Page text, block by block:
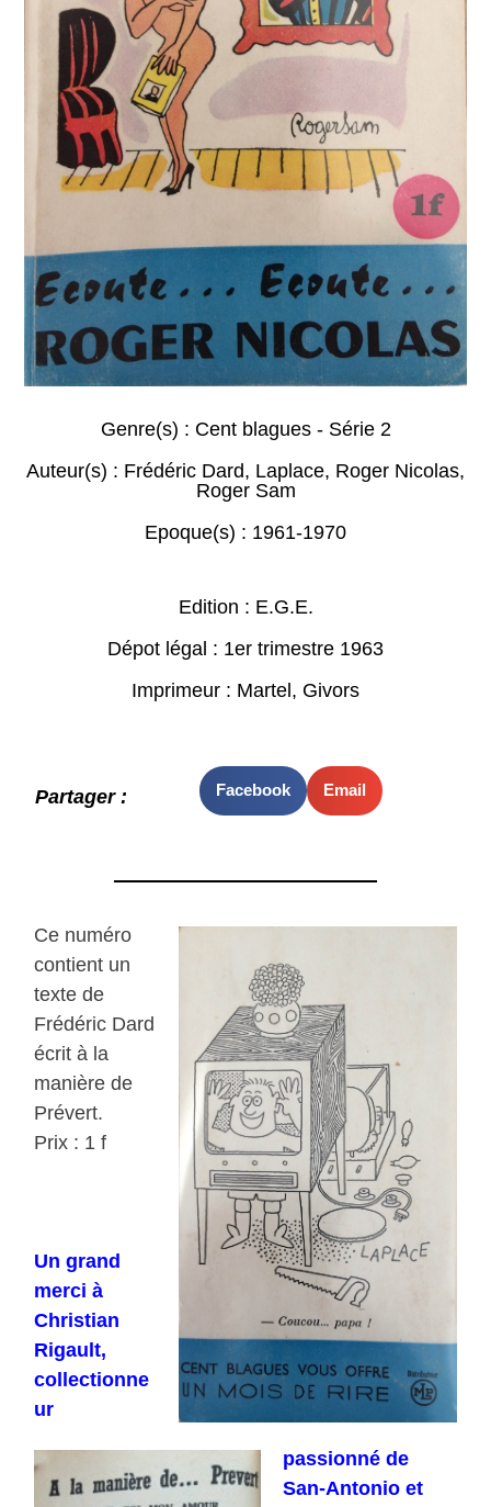
Genre(s) : Cent blagues - Série 2
Auteur(s) : Frédéric Dard, Laplace, Roger Nicolas,
Roger Sam
Epoque(s) : 1961-1970
Edition : E.G.E.
Dépot légal : 1er trimestre 1963
Imprimeur : Martel, Givors
Partager : Facebook Email
Ce numéro
contient un
texte de
Frédéric Dard
écrit à la
manière de
Prévert.
Prix : 1 f
Un grand
merci à
Christian
Rigault,
collectionne
ur
passionné de
San-Antonio et